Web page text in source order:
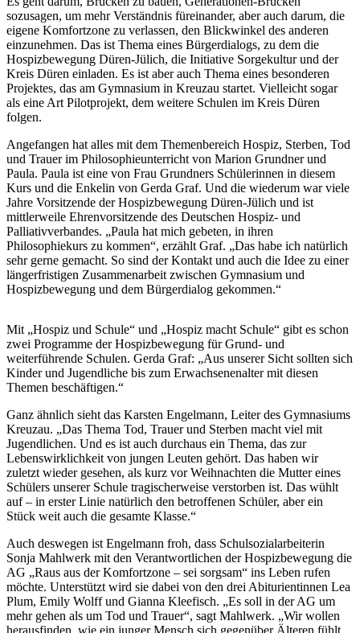
sozusagen, um mehr Verständnis füreinander, aber auch darum, die
eigene Komfortzone zu verlassen, den Blickwinkel des anderen
einzunehmen. Das ist Thema eines Bürgerdialogs, zu dem die
Hospizbewegung Düren-Jülich, die Initiative Sorgekultur und der
Kreis Düren einladen. Es ist aber auch Thema eines besonderen
Projektes, das am Gymnasium in Kreuzau startet. Vielleicht sogar
als eine Art Pilotprojekt, dem weitere Schulen im Kreis Düren
folgen.
Angefangen hat alles mit dem Themenbereich Hospiz, Sterben, Tod
und Trauer im Philosophieunterricht von Marion Grundner und
Paula. Paula ist eine von Frau Grundners Schülerinnen in diesem
Kurs und die Enkelin von Gerda Graf. Und die wiederum war viele
Jahre Vorsitzende der Hospizbewegung Düren-Jülich und ist
mittlerweile Ehrenvorsitzende des Deutschen Hospiz- und
Palliativverbandes. „Paula hat mich gebeten, in ihren
Philosophiekurs zu kommen“, erzählt Graf. „Das habe ich natürlich
sehr gerne gemacht. So sind der Kontakt und auch die Idee zu einer
längerfristigen Zusammenarbeit zwischen Gymnasium und
Hospizbewegung und dem Bürgerdialog gekommen.“
Mit „Hospiz und Schule“ und „Hospiz macht Schule“ gibt es schon
zwei Programme der Hospizbewegung für Grund- und
weiterführende Schulen. Gerda Graf: „Aus unserer Sicht sollten sich
Kinder und Jugendliche bis zum Erwachsenenalter mit diesen
Themen beschäftigen.“
Ganz ähnlich sieht das Karsten Engelmann, Leiter des Gymnasiums
Kreuzau. „Das Thema Tod, Trauer und Sterben macht viel mit
Jugendlichen. Und es ist auch durchaus ein Thema, das zur
Lebenswirklichkeit von jungen Leuten gehört. Das haben wir
zuletzt wieder gesehen, als kurz vor Weihnachten die Mutter eines
Schülers unserer Schule tragischerweise verstorben ist. Das wühlt
auf – in erster Linie natürlich den betroffenen Schüler, aber ein
Stück weit auch die gesamte Klasse.“
Auch deswegen ist Engelmann froh, dass Schulsozialarbeiterin
Sonja Mahlwerk mit den Verantwortlichen der Hospizbewegung die
AG „Raus aus der Komfortzone – sei sorgsam“ ins Leben rufen
möchte. Unterstützt wird sie dabei von den drei Abiturientinnen Lea
Plum, Emily Wolff und Gianna Kleefisch. „Es soll in der AG um
mehr gehen als um Tod und Trauer“, sagt Mahlwerk. „Wir wollen
herausfinden, wie ein junger Mensch sich gegenüber Älteren fühlt